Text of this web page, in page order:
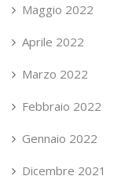
Maggio 2022
Aprile 2022
Marzo 2022
Febbraio 2022
Gennaio 2022
Dicembre 2021